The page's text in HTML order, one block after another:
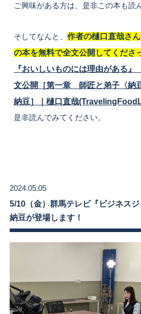
ご興味がある方は、是非この本も読
そしてなんと、作者の樋口直哉さ
の本を無料で全文公開してくださ
『おいしいものには理由がある
文公開［第一章 師匠と弟子〈納
納豆］｜樋口直哉
是非読んでみてください。
2024.05.05
5/10（金）群馬テレビ『ビジネス
納豆が登場します！